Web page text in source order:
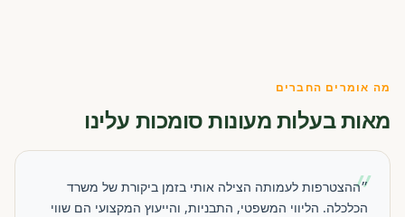
מה אומרים החברים
מאות בעלות מעונות סומכות עלינו
״
״ההצטרפות לעמותה הצילה אותי בזמן ביקורת של משרד
הכלכלה. הליווי המשפטי, התבניות, והייעוץ המקצועי הם שווי